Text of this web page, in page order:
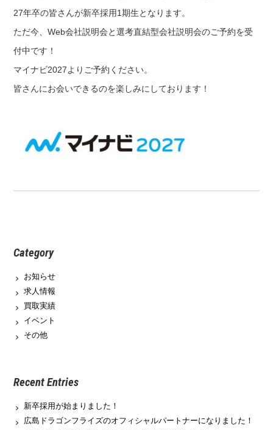
27年卒の皆さんが新卒採用1期生となります。
ただ今、Web会社説明会と選考直結型会社説明会のご予約を受
付中です！
マイナビ2027よりご予約ください。
皆さんにお会いできるのを楽しみにしております！
Category
お知らせ
求人情報
買取実績
イベント
その他
Recent Entries
新卒採用が始まりました！
広島ドラゴンフライズのオフィシャルパートナーになりました！